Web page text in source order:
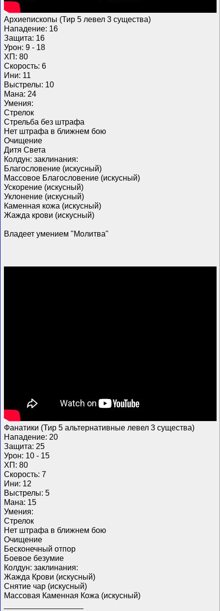
Архиепископы (Тир 5 левел 3 существа)
Нападение: 16
Защита: 16
Урон: 9 - 18
ХП: 80
Скорость: 6
Ини: 11
Выстрелы: 10
Мана: 24
Умения:
Стрелок
Стрельба без штрафа
Нет штрафа в ближнем бою
Очищение
Дитя Света
Колдун: заклинания:
Благословение (искусный)
Массовое Благословение (искусный)
Ускорение (искусный)
Уклонение (искусный)
Каменная кожа (искусный)
Жажда крови (искусный)
Владеет умением "Молитва"
Фанатики (Тир 5 альтернативные левел 3 существа)
Нападение: 20
Защита: 25
Урон: 10 - 15
ХП: 80
Скорость: 7
Ини: 12
Выстрелы: 5
Мана: 15
Умения:
Стрелок
Нет штрафа в ближнем бою
Очищение
Бесконечный отпор
Боевое безумие
Колдун: заклинания:
Жажда Крови (искусный)
Снятие чар (искусный)
Массовая Каменная Кожа (искусный)